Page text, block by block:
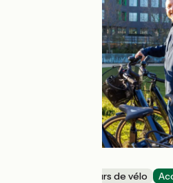
Loueurs/réparateurs de vélo